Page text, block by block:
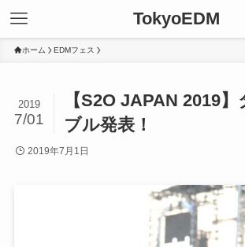
TokyoEDM
ホーム EDMフェス
【S2O JAPAN 2019
ブル発表！
2019
7/01
2019年7月1日